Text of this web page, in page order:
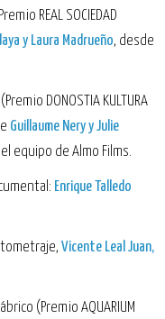
REAL SOCIEDAD
y Laura Madrueño, desde
DONOSTIA KULTURA
Guillaume Nery y Julie
equipo de Almo Films.
Enrique Talledo
Vicente Leal Juan,
(Premio AQUARIUM